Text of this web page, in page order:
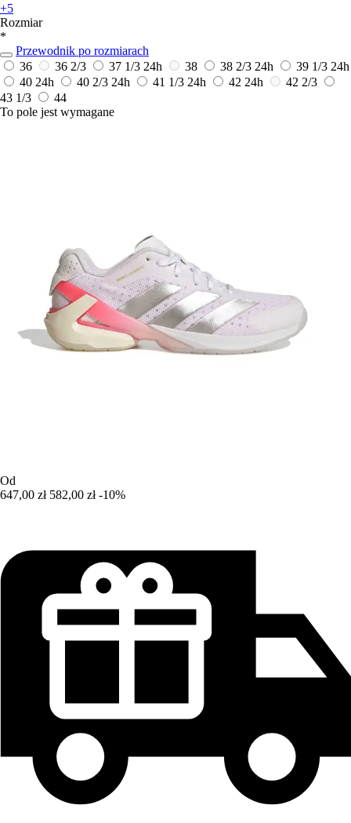
+5
Rozmiar
*
Przewodnik po rozmiarach
36
36 2/3 37 1/3 24h 38 38 2/3 24h 39 1/3 24h
40 24h 40 2/3 24h 41 1/3 24h 42 24h
42 2/3
43 1/3
44
To pole jest wymagane
Od
647,00 zł 582,00 zł -10%